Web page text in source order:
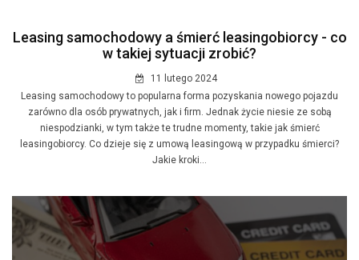
Leasing samochodowy a śmierć leasingobiorcy - co
w takiej sytuacji zrobić?
11 lutego 2024
Leasing samochodowy to popularna forma pozyskania nowego pojazdu
zarówno dla osób prywatnych, jak i firm. Jednak życie niesie ze sobą
niespodzianki, w tym także te trudne momenty, takie jak śmierć
leasingobiorcy. Co dzieje się z umową leasingową w przypadku śmierci?
Jakie kroki...